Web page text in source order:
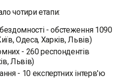
чотири етапи:
- обстеження 1090
Одеса, Харків, Львів)
- 260 респондентів
Львів)
- 10 експертних інтерв'ю